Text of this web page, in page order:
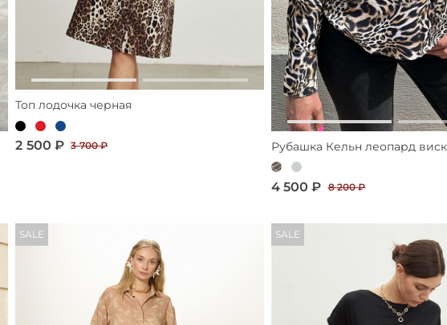
Топ лодочка черная
2 500 ₽ 3 700 ₽ Рубашка Кельн леопард
4 500 ₽ 8 200 ₽
SALE SALE